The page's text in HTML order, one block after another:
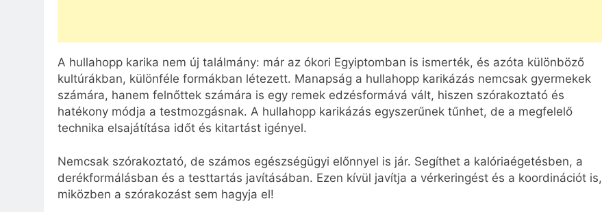
A hullahopp karika nem új találmány: már az ókori Egyiptomban is ismerték, és azóta különböző
kultúrákban, különféle formákban létezett. Manapság a hullahopp karikázás nemcsak gyermekek
számára, hanem felnőttek számára is egy remek edzésformává vált, hiszen szórakoztató és
hatékony módja a testmozgásnak. A hullahopp karikázás egyszerűnek tűnhet, de a megfelelő
technika elsajátítása időt és kitartást igényel.
Nemcsak szórakoztató, de számos egészségügyi előnnyel is jár. Segíthet a kalóriaégetésben, a
derékformálásban és a testtartás javításában. Ezen kívül javítja a vérkeringést és a koordinációt is,
miközben a szórakozást sem hagyja el!